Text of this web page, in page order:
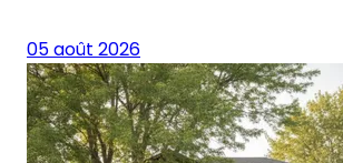
05 août 2026